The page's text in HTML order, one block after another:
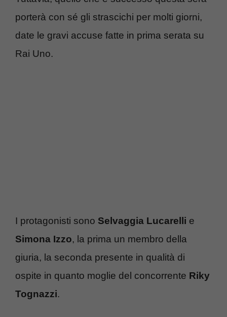
porterà con sé gli strascichi per molti giorni,
date le gravi accuse fatte in prima serata su
Rai Uno.
I protagonisti sono Selvaggia Lucarelli e
Simona Izzo, la prima un membro della
giuria, la seconda presente in qualità di
ospite in quanto moglie del concorrente Riky
Tognazzi.